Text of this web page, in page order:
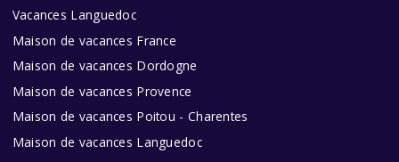
Vacances Languedoc
Maison de vacances France
Maison de vacances Dordogne
Maison de vacances Provence
Maison de vacances Poitou - Charentes
Maison de vacances Languedoc